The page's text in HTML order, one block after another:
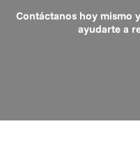
Contáctanos hoy mismo
ayudarte a